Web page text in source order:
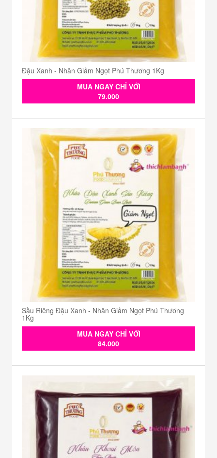
Đậu Xanh - Nhân Giảm Ngọt Phú Thương 1Kg
MUA NGAY CHỈ VỚI
79.000
Sầu Riêng Đậu Xanh - Nhân Giảm Ngọt Phú Thương
1Kg
MUA NGAY CHỈ VỚI
84.000